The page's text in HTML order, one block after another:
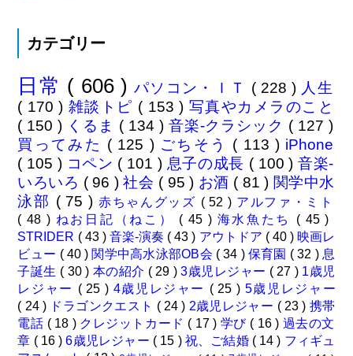
カテゴリー
日常 ( 606 )パソコン・ＩＴ ( 228 ) 人生
( 170 ) 雑談トピ ( 153 ) 写真やカメラのこと
( 150 ) くるま ( 134 ) 音楽-クラシック ( 127 )
買ってみた ( 125 ) ごちそう ( 113 ) iPhone
( 105 ) コペン ( 101 ) 息子の成長 ( 100 )音楽-
いろいろ ( 96 )社会 ( 95 ) お酒 ( 81 ) 関学中水
泳部 ( 75 ) 赤ちゃんグッズ ( 52 ) アルファ・ミト
( 48 ) ねお日記（ねこ） ( 45 ) 海水魚たち ( 45 )
STRIDER ( 43 ) 音楽-演奏 ( 43 ) アウトドア ( 40 ) 映画レ
ビュー ( 40 ) 関学中高水泳部OB会 ( 34 ) 保育園 ( 32 ) 息
子誕生 ( 30 ) 本の紹介 ( 29 )3歳児レジャー ( 27 ) 1歳児
レジャー ( 25 ) 4歳児レジャー ( 25 ) 5歳児レジャー
( 24 ) ドラゴンクエスト ( 24 ) 2歳児レジャー ( 23 ) 携帯
電話 ( 18 ) クレジットカード ( 17 ) 学び ( 16 ) 過去の文
章 ( 16 )6歳児レジャー ( 15 ) 祝、ご結婚 ( 14 ) フィギュ